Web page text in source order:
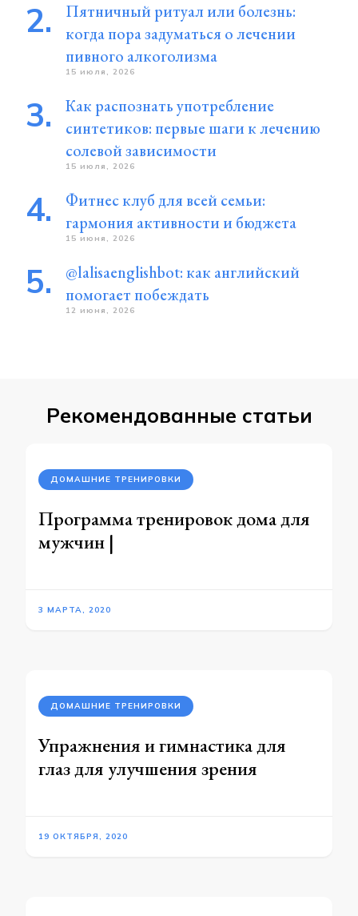
Пятничный ритуал или болезнь:
когда пора задуматься о лечении
пивного алкоголизма
15 июля, 2026
Как распознать употребление
синтетиков: первые шаги к лечению
солевой зависимости
15 июля, 2026
Фитнес клуб для всей семьи:
гармония активности и бюджета
15 июня, 2026
@lalisaenglishbot: как английский
помогает побеждать
12 июня, 2026
Рекомендованные статьи
ДОМАШНИЕ ТРЕНИРОВКИ
Программа тренировок дома для
мужчин |
3 МАРТА, 2020
ДОМАШНИЕ ТРЕНИРОВКИ
Упражнения и гимнастика для
глаз для улучшения зрения
19 ОКТЯБРЯ, 2020